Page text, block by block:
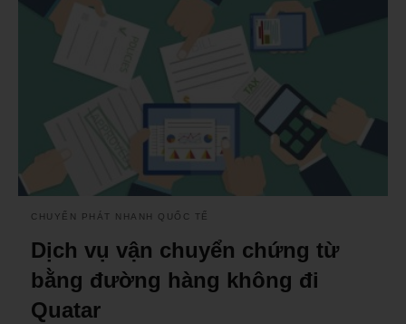
CHUYỂN PHÁT NHANH QUỐC TẾ
Dịch vụ vận chuyển chứng từ
bằng đường hàng không đi
Quatar